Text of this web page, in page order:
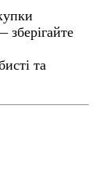
та